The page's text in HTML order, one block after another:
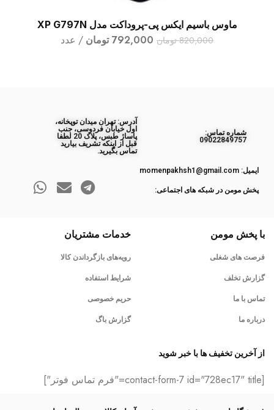
افزودن به سبد خرید
ماوس باسیم ایکس پی-پروداکت مدل XP G797N
820,000 تومان 792,000 تومان عدد
ﺷﻤﺎره ﺗﻤﺎس:
09022849757
آدرس: تهران میدان توپخانه،
اول خیابان فردوسی، جنب
پاساژ طبس، پلاک 20 لطفا
قبل از اینکه تشریف بیارید
تماس بگیرید.
ایمیل: momenpakhsh1@gmail.com
پخش مومن در شبکه های اجتماعی:
با پخش مومن
فرصت های شغلی
گزارش تخلف
تماس با ما
درباره ما
خدمات مشتریان
رویه‌های بازگرداندن کالا
شرایط استفاده
حریم خصوصی
گزارش باگ
از آخرین تخفیف ها با خبر شوید
[contact-form-7 id="728ec17" title="فرم تماس فوتر"]